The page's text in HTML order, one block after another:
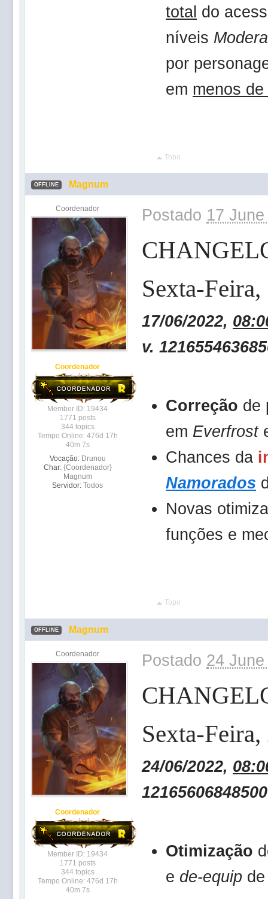
total do
níveis
por
em menos
Topo
OFFLINE Magnum
Coordenador
Coordenador
Member ID: 19434
1771 posts
344 topics
Tempo Online: 476d 17h
40m 7s
Vocação: Drunou
Char: {Coordenador}
Magnum
Servidor: Todos
Postado 17
Sexta-Feira,
17/06/2022,
v.
Correção de
em Everfrost
Chances da
Namorados
Novas
funções e
Topo
OFFLINE Magnum
Coordenador
Coordenador
Member ID: 19434
1771 posts
344 topics
Tempo Online: 476d 17h
40m 7s
Postado 24
Sexta-
24/06/2022,
12165606848500
Otimização
e de-equip